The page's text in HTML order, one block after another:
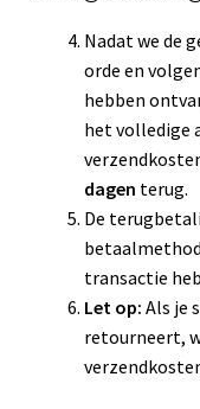
​Nadat we de
orde en
hebben
het volledige
dagen terug.
​De
transactie
Let op: Als je
retourneert,